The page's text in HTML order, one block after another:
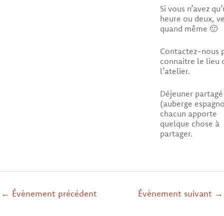
Si vous n’avez
heure ou deux,
quand même 🙂
Contactez-nous
connaitre le lieu
l’atelier.
Déjeuner partagé
(auberge
chacun apporte
quelque chose à
partager.
← Évènement précédent Évènement suivant →